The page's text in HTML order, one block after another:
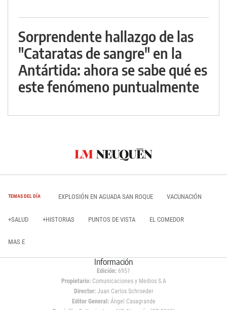
Sorprendente hallazgo de las
"Cataratas de sangre" en la
Antártida: ahora se sabe qué es
este fenómeno puntualmente
TEMAS DEL DÍA EXPLOSIÓN EN AGUADA SAN ROQUE VACUNACIÓN
+SALUD +HISTORIAS PUNTOS DE VISTA EL COMEDOR
MAS E
Información
Edición: 6951
Propietario:Comunicaciones y Medios S.A
Director: Juan Carlos Schroeder
Editor General:Ángel Casagrande